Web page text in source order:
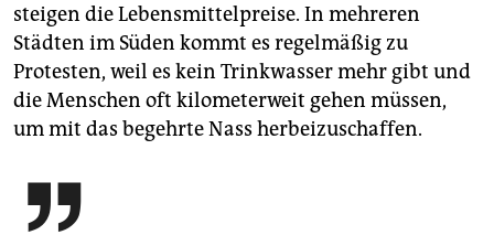
steigen die Lebensmittelpreise. In mehreren
Städten im Süden kommt es regelmäßig zu
Protesten, weil es kein ­Trinkwasser mehr gibt und
die Menschen oft kilometerweit gehen müssen,
um mit das ­begehrte Nass herbeizuschaffen.
